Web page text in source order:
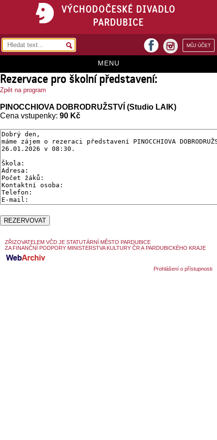
VÝCHODOČESKÉ DIVADLO
PARDUBICE
MŮJ ÚČET
facebook
MENU
HOME
PROGRAM
VSTUPENKY
DÁLE NABÍZÍME
Rezervace pro školní představení:
Zpět na program
PINOCCHIOVA DOBRODRUŽSTVÍ (Studio LAIK)
Cena vstupenky: 90 Kč
ZŘIZOVATELEM VČD JE STATUTÁRNÍ MĚSTO PARDUBICE
ZA FINANČNÍ PODPORY MINISTERSTVA KULTURY ČR A PARDUBICKÉHO KRAJE
Prohlášení o přístupnosti